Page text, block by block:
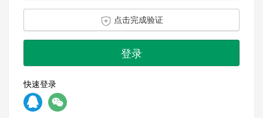
点击完成验证
登录
快速登录